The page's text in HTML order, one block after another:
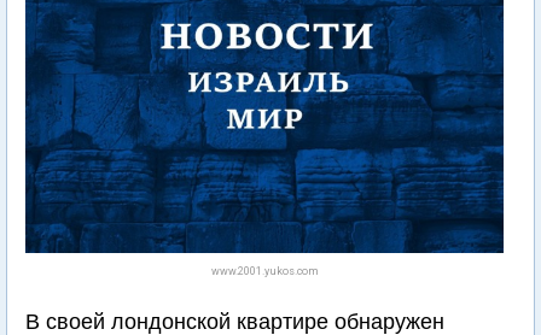
www.2001.yukos.com
В своей лондонской квартире обнаружен